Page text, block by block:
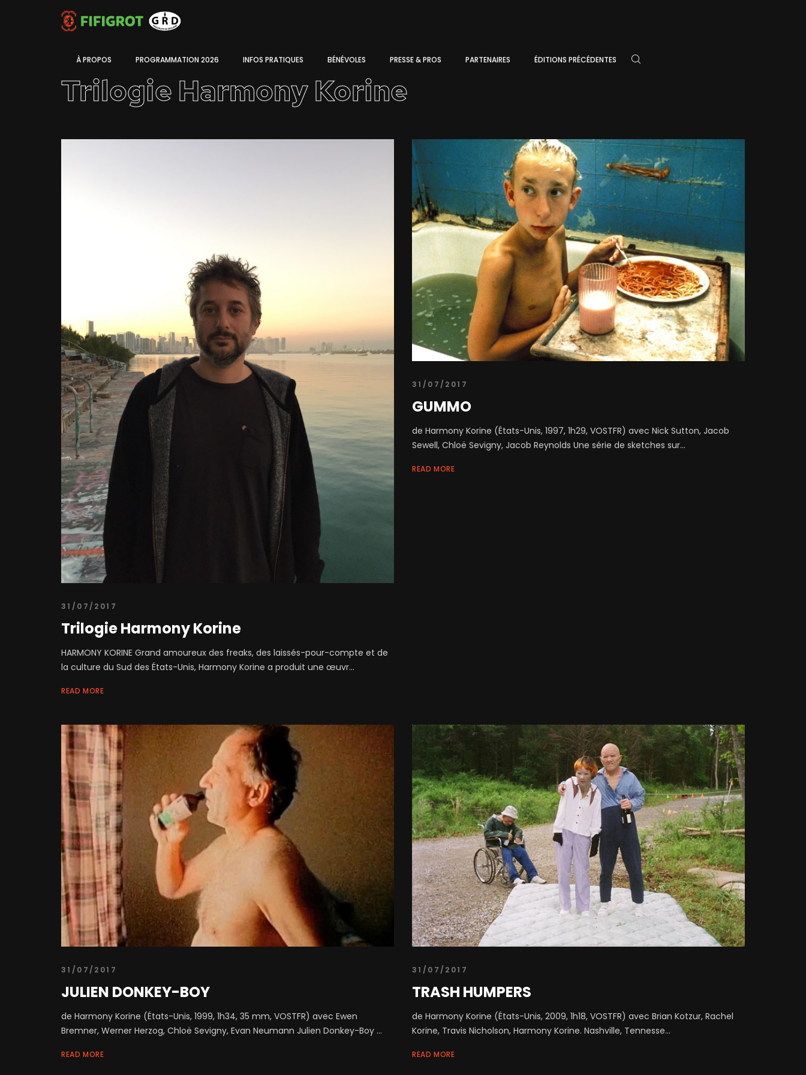
À PROPOS PROGRAMMATION 2026 INFOS PRATIQUES BÉNÉVOLES PRESSE & PROS PARTENAIRES ÉDITIONS PRÉCÉDENTES
Trilogie Harmony Korine
31/07/2017
Trilogie Harmony Korine
HARMONY KORINE Grand amoureux des freaks, des laissés-pour-compte et de
la culture du Sud des États-Unis, Harmony Korine a produit une œuvr...
READ MORE
31/07/2017
GUMMO
de Harmony Korine (États-Unis, 1997, 1h29, VOSTFR) avec Nick Sutton, Jacob
Sewell, Chloë Sevigny, Jacob Reynolds Une série de sketches sur...
READ MORE
31/07/2017
JULIEN DONKEY-BOY
de Harmony Korine (États-Unis, 1999, 1h34, 35 mm, VOSTFR) avec Ewen
Bremner, Werner Herzog, Chloë Sevigny, Evan Neumann Julien Donkey-Boy ...
READ MORE
31/07/2017
TRASH HUMPERS
de Harmony Korine (États-Unis, 2009, 1h18, VOSTFR) avec Brian Kotzur, Rachel
Korine, Travis Nicholson, Harmony Korine. Nashville, Tennesse...
READ MORE